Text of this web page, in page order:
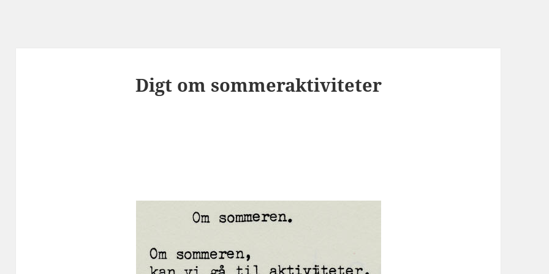
Digt om sommeraktiviteter